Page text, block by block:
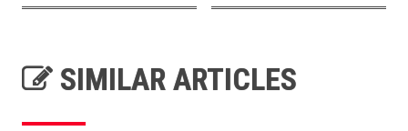
SIMILAR ARTICLES